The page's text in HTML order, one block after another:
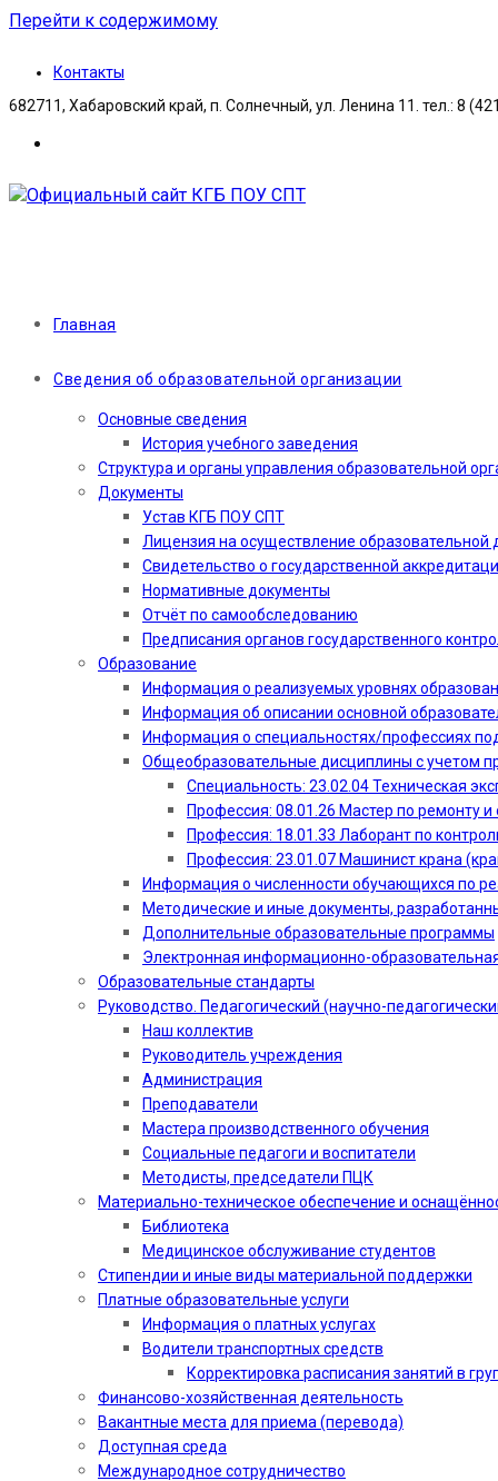
Перейти к содержимому
Контакты
682711, Хабаровский край, п. Солнечный, ул. Ленина 11. тел.: 8
Главная
Сведения об образовательной организации
Основные сведения
История учебного заведения
Структура и органы управления образовательной
Документы
Устав КГБ ПОУ СПТ
Лицензия на осуществление образовательной
Свидетельство о государственной
Нормативные документы
Отчёт по самообследованию
Предписания органов государственного
Образование
Информация о реализуемых уровнях
Информация об описании основной
Информация о специальностях/профессиях
Общеобразовательные дисциплины с учетом
Специальность: 23.02.04 Техническая
Профессия: 08.01.26 Мастер по ремонту
Профессия: 18.01.33 Лаборант по
Профессия: 23.01.07 Машинист крана
Информация о численности обучающихся по
Методические и иные документы,
Дополнительные образовательные программы
Электронная информационно-
Образовательные стандарты
Руководство. Педагогический (научно-
Наш коллектив
Руководитель учреждения
Администрация
Преподаватели
Мастера производственного обучения
Социальные педагоги и воспитатели​
Методисты, председатели ПЦК
Материально-техническое обеспечение и
Библиотека
Медицинское обслуживание студентов
Стипендии и иные виды материальной поддержки
Платные образовательные услуги
Информация о платных услугах
Водители транспортных средств
Корректировка расписания занятий в
Финансово-хозяйственная деятельность
Вакантные места для приема (перевода)
Доступная среда
Международное сотрудничество